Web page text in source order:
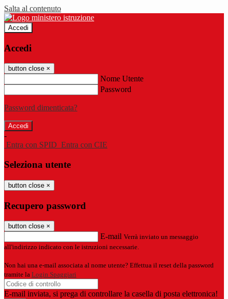
Salta al contenuto
Accedi
Accedi
button close ×
Nome Utente
Password
Password dimenticata?
-
Entra con SPID Entra con CIE
Seleziona utente
button close ×
Recupero password
button close ×
E-mail Verrà inviato un messaggio
all'indirizzo indicato con le istruzioni necessarie.
Non hai una e-mail associata al nome utente? Effettua il reset della password
tramite la Login Spaggiari
E-mail inviata, si prega di controllare la casella di posta elettronica!